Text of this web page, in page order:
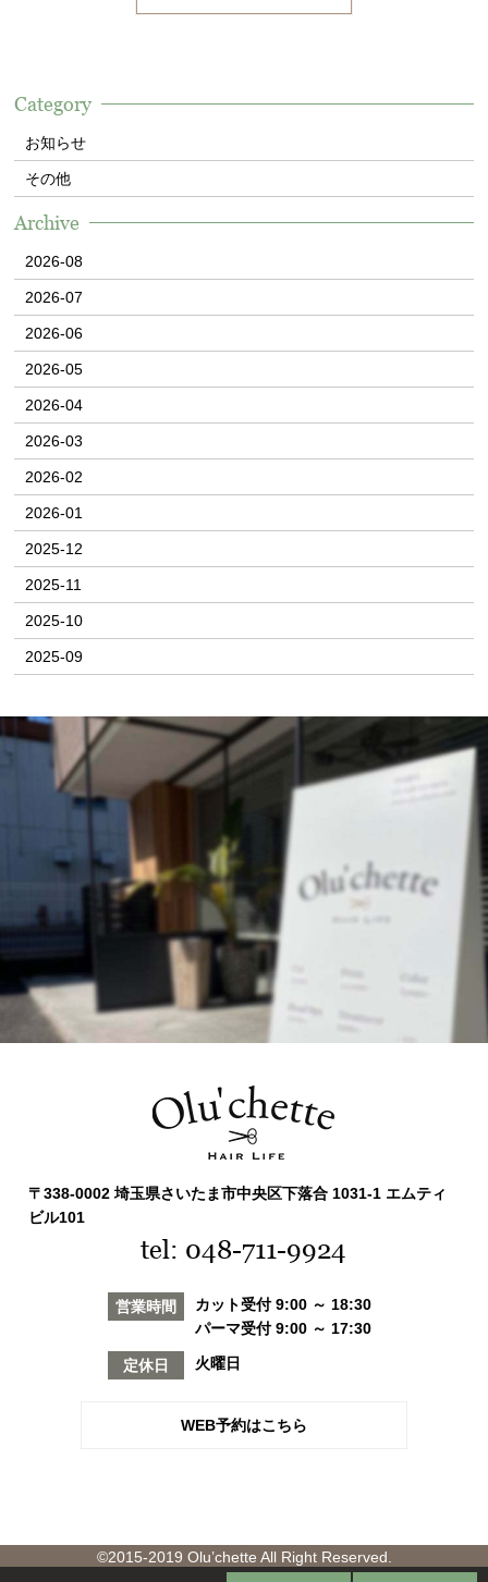
Category
お知らせ
その他
Archive
2026-08
2026-07
2026-06
2026-05
2026-04
2026-03
2026-02
2026-01
2025-12
2025-11
2025-10
2025-09
〒338-0002 埼玉県さいたま市中央区下落合 1031-1 エムティ
ビル101
tel: 048-711-9924
営業時間
カット受付 9:00 ～ 18:30
パーマ受付 9:00 ～ 17:30
定休日 火曜日
WEB予約はこちら
©2015-2019 Olu’chette All Right Reserved.